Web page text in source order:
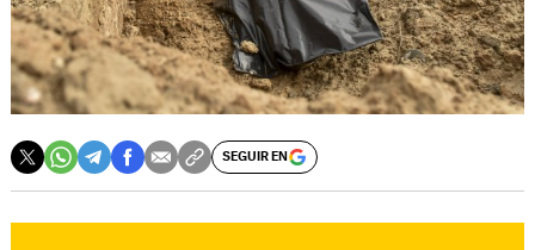
SEGUIR EN